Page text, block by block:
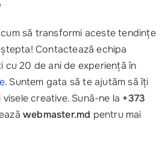
să transformi aceste tendințe
Contactează echipa
cu 20 de ani de experiență în
. Suntem gata să te ajutăm să îți
creative. Sună-ne la +373
webmaster.md pentru mai